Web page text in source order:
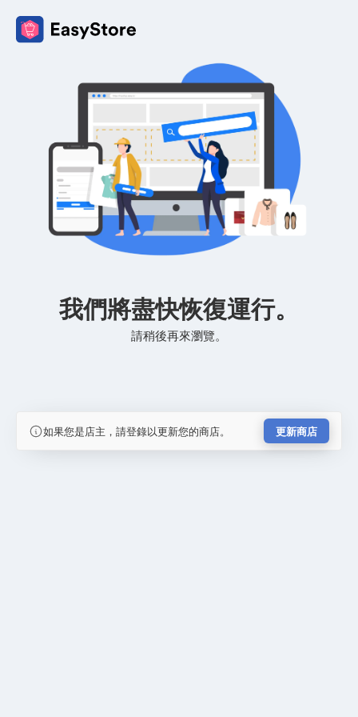
我們將盡快恢復運行。
請稍後再來瀏覽。
如果您是店主，請登錄以更新您的商店。 更新商店